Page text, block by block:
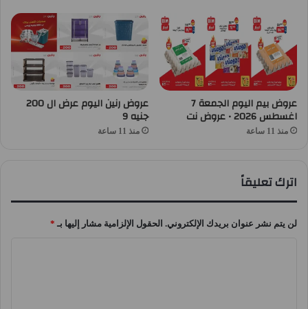
عروض بيم اليوم الجمعة 7
اغسطس 2026 • عروض نت
منذ 11 ساعة
عروض رنين اليوم عرض ال 200
جنيه 9
منذ 11 ساعة
اترك تعليقاً
لن يتم نشر عنوان بريدك الإلكتروني. الحقول الإلزامية مشار إليها بـ *